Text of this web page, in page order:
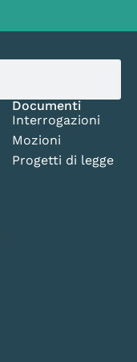
Documenti
Interrogazioni
Mozioni
Progetti di legge